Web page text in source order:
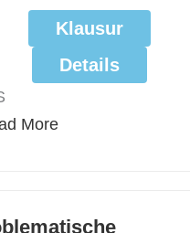
Klausur
Details
More